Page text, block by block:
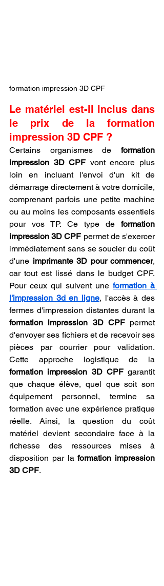
formation impression 3D CPF
Le matériel est-il inclus dans
le prix de la formation
impression 3D CPF ?
Certains organismes de formation
impression 3D CPF vont encore plus
loin en incluant l'envoi d'un kit de
démarrage directement à votre domicile,
comprenant parfois une petite machine
ou au moins les composants essentiels
pour vos TP. Ce type de formation
impression 3D CPF permet de s'exercer
immédiatement sans se soucier du coût
d'une imprimante 3D pour commencer,
car tout est lissé dans le budget CPF.
Pour ceux qui suivent une formation à
l'impression 3d en ligne, l'accès à des
formation impression 3D CPF permet
d'envoyer ses fichiers et de recevoir ses
pièces par courrier pour validation.
formation impression 3D CPF garantit
que chaque élève, quel que soit son
équipement personnel, termine sa
formation avec une expérience pratique
réelle. Ainsi, la question du coût
matériel devient secondaire face à la
richesse des ressources mises à
disposition par la formation impression
3D CPF.